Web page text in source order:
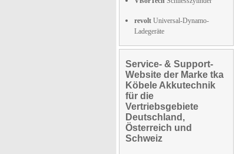
revolt Universal-Dynamo-
Ladegeräte
Service- & Support-
Website der Marke tka
Köbele Akkutechnik
für die
Vertriebsgebiete
Deutschland,
Österreich und
Schweiz